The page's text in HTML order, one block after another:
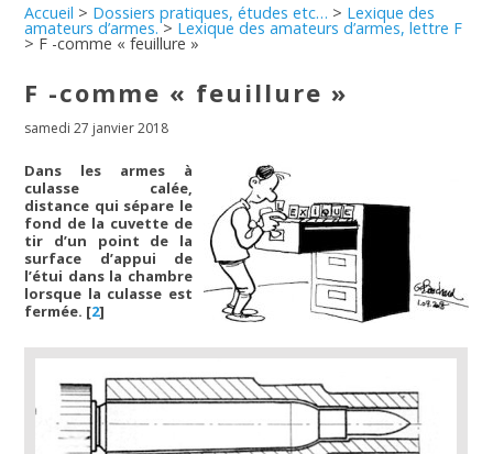
Accueil > Dossiers pratiques, études etc… > Lexique des
amateurs d’armes.> Lexique des amateurs d’armes, lettre F
> F -comme « feuillure »
F -comme « feuillure »
samedi 27 janvier 2018
Dans les armes à
culasse calée,
distance qui sépare le
fond de la cuvette de
tir d’un point de la
surface d’appui de
l’étui dans la chambre
lorsque la culasse est
fermée. [2]